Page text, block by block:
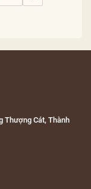
Thượng Cát, Thành